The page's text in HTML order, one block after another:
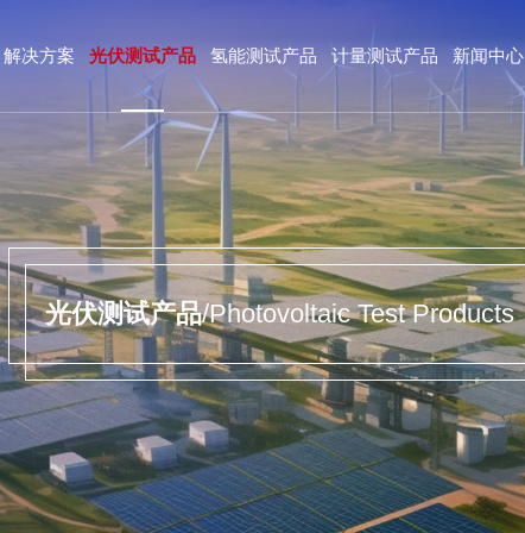
解决方案 光伏测试产品 氢能测试产品 计量测试产品 新闻中心
光伏测试产品/Photovoltaic Test Products